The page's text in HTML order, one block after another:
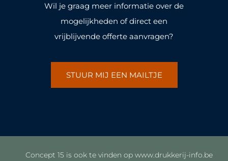
Wil je graag meer informatie over de
mogelijkheden of direct een
vrijblijvende offerte aanvragen?
STUUR MIJ EEN MAILTJE
Concept 15 is ook te vinden op www.drukkerij-info.be